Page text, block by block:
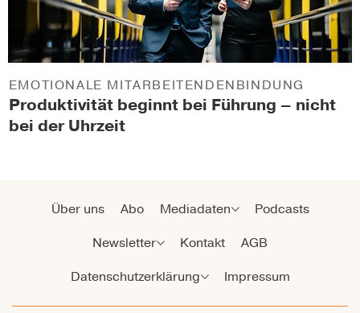
Produktivität beginnt bei Führung – nicht
bei der Uhrzeit
EMOTIONALE MITARBEITENDENBINDUNG
Über uns Abo Mediadaten
Podcasts
Newsletter
Kontakt
AGB
Datenschutzerklärung
Impressum